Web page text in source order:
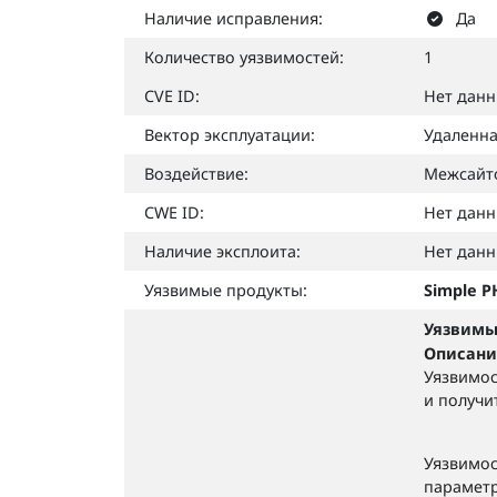
Наличие исправления:
Да
Количество уязвимостей:
1
CVE ID:
Нет
Вектор эксплуатации:
Воздействие:
CWE ID:
Нет
Наличие эксплоита:
Нет
Уязвимые продукты:
Simple
и